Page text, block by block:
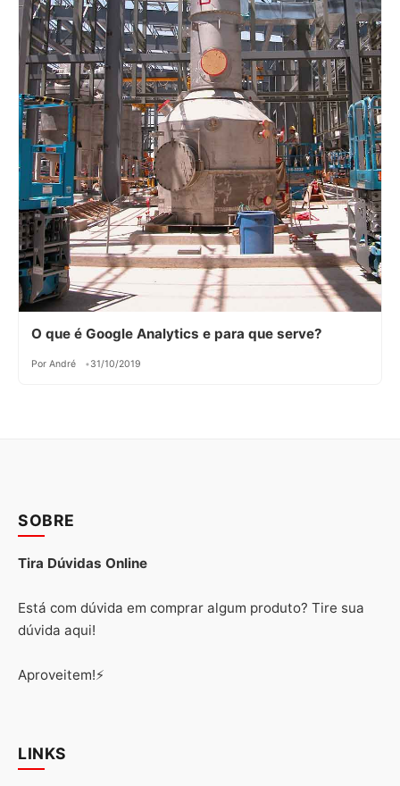
O que é Google Analytics e para que serve?
Por André 31/10/2019
SOBRE
Tira Dúvidas Online
Está com dúvida em comprar algum produto? Tire sua
dúvida aqui!
Aproveitem!⚡
LINKS